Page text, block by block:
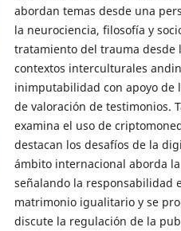
abordan temas desde una
la neurociencia, filosofía y
tratamiento del trauma desde
contextos interculturales
inimputabilidad con apoyo de
de valoración de testimonios.
examina el uso de
destacan los desafíos de la
ámbito internacional aborda la
señalando la responsabilidad
matrimonio igualitario y se
discute la regulación de la